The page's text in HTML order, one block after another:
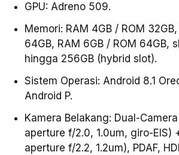
GPU: Adreno 509.
Memori: RAM 4GB / ROM
64GB, RAM 6GB / ROM 64GB,
hingga 256GB (hybrid slot).
Sistem Operasi: Android 8.1
Android P.
Kamera Belakang: Dual-
aperture f/2.0, 1.0um, giro-EIS)
aperture f/2.2, 1.2um), PDAF,